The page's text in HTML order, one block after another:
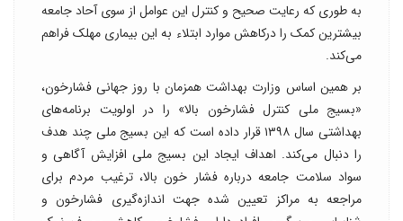
به طوری که رعایت صحیح و کنترل این عوامل از سوی آحاد جامعه
بیشترین کمک را درکاهش موارد ابتلاء به این بیماری مهلک فراهم
می‌کند.
بر همین اساس وزارت بهداشت همزمان با روز جهانی فشارخون،
«بسیج ملی کنترل فشارخون بالا» را در اولویت برنامه‌­های
بهداشتی سال ۱۳۹۸ قرار داده است که این بسیج ملی چند هدف
را دنبال می‌کند. اهداف ایجاد این بسیج ملی افزایش آگاهی و
سواد سلامت جامعه درباره فشار خون بالا، ترغیب مردم برای
مراجعه به مراکز تعیین شده جهت اندازه‌گیری فشارخون و